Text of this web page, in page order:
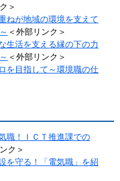
＞
ねが地域の環境を支えて
＜外部リンク＞
生活を支える縁の下の力
＜外部リンク＞
を目指して～環境職の仕
職！ＩＣＴ推進課での
ク＞
を守る！「電気職」を紹